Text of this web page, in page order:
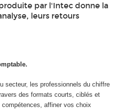
par l'Intec donne la
leurs retours
secteur, les professionnels du chiffre
des formats courts, ciblés et
affiner vos choix